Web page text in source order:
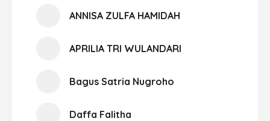
ANNISA ZULFA HAMIDAH
APRILIA TRI WULANDARI
Bagus Satria Nugroho
Daffa Falitha